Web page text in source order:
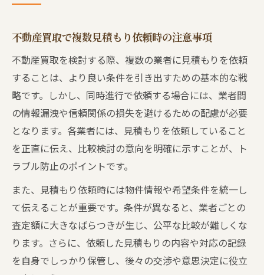
不動産買取で複数見積もり依頼時の注意事項
不動産買取を検討する際、複数の業者に見積もりを依頼
することは、より良い条件を引き出すための基本的な戦
略です。しかし、同時進行で依頼する場合には、業者間
の情報漏洩や信頼関係の損失を避けるための配慮が必要
となります。各業者には、見積もりを依頼していること
を正直に伝え、比較検討の意向を明確に示すことが、ト
ラブル防止のポイントです。
また、見積もり依頼時には物件情報や希望条件を統一し
て伝えることが重要です。条件が異なると、業者ごとの
査定額に大きなばらつきが生じ、公平な比較が難しくな
ります。さらに、依頼した見積もりの内容や対応の記録
を自身でしっかり保管し、後々の交渉や意思決定に役立